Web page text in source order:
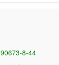
90673-8-44